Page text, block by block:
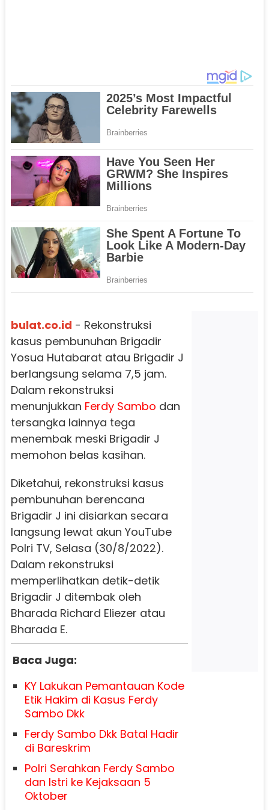
bulat.co.id - Rekonstruksi
kasus pembunuhan Brigadir
Yosua Hutabarat atau Brigadir J
berlangsung selama 7,5 jam.
Dalam rekonstruksi
menunjukkan Ferdy Sambo dan
tersangka lainnya tega
menembak meski Brigadir J
memohon belas kasihan.
Diketahui, rekonstruksi kasus
pembunuhan berencana
Brigadir J ini disiarkan secara
langsung lewat akun YouTube
Polri TV, Selasa (30/8/2022).
Dalam rekonstruksi
memperlihatkan detik-detik
Brigadir J ditembak oleh
Bharada Richard Eliezer atau
Bharada E.
Baca Juga:
KY Lakukan Pemantauan Kode
Etik Hakim di Kasus Ferdy
Sambo Dkk
Ferdy Sambo Dkk Batal Hadir
di Bareskrim
Polri Serahkan Ferdy Sambo
dan Istri ke Kejaksaan 5
Oktober